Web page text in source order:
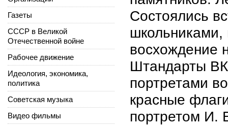
Состоялись
школьниками,
восхождение
Штандарты
портретами
красные
портретом И.
Газеты
СССР в Великой
Отечественной войне
Рабочее движение
Идеология, экономика,
политика
Советская музыка
Видео фильмы